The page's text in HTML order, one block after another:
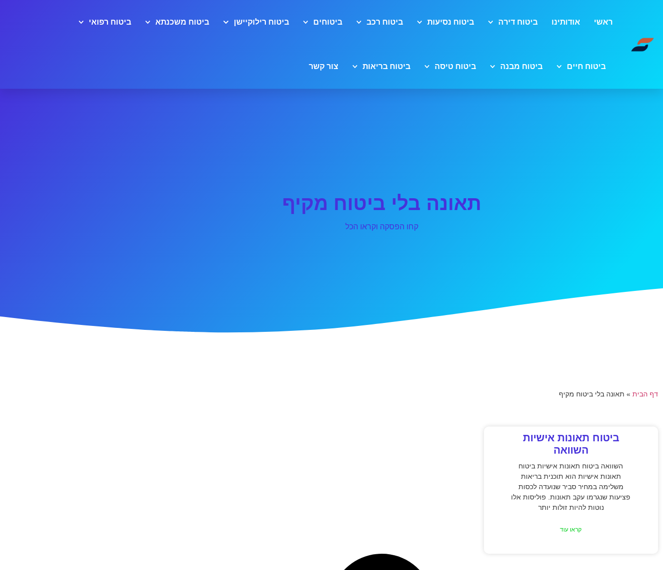
ראשי אודותינו ביטוח דירה ביטוח נסיעות ביטוח רכב ביטוחים ביטוח רילוקיישן ביטוח משכנתא ביטוח רפואי
ביטוח חיים ביטוח מבנה ביטוח טיסה ביטוח בריאות צור קשר
תאונה בלי ביטוח מקיף
קחו הפסקה וקראו הכל
דף הבית » תאונה בלי ביטוח מקיף
ביטוח תאונות אישיות
השוואה
השוואה ביטוח תאונות אישיות ביטוח
תאונות אישיות הוא תוכנית בריאות
משלימה במחיר סביר שנועדה לכסות
פציעות שנגרמו עקב תאונות. פוליסות אלו
נוטות להיות זולות יותר
קראו עוד